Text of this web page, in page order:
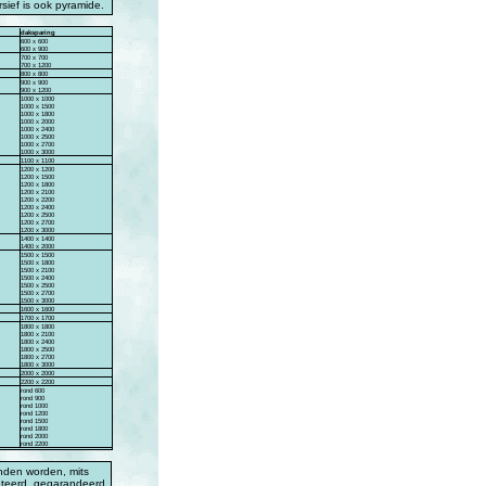
is ook pyramide.
daksparing
600 x 600
600 x 900
700 x 700
700 x 1200
800 x 800
900 x 900
900 x 1200
1000 x 1000
1000 x 1500
1000 x 1800
1000 x 2000
1000 x 2400
1000 x 2500
1000 x 2700
1000 x 3000
1100 x 1100
1200 x 1200
1200 x 1500
1200 x 1800
1200 x 2100
1200 x 2200
1200 x 2400
1200 x 2500
1200 x 2700
1200 x 3000
1400 x 1400
1400 x 2000
1500 x 1500
1500 x 1800
1500 x 2100
1500 x 2400
1500 x 2500
1500 x 2700
1500 x 3000
1600 x 1600
1700 x 1700
1800 x 1800
1800 x 2100
1800 x 2400
1800 x 2500
1800 x 2700
1800 x 3000
2000 x 2000
2200 x 2200
rond 600
rond 900
rond 1000
rond 1200
rond 1500
rond 1800
rond 2000
rond 2200
worden, mits
gegarandeerd